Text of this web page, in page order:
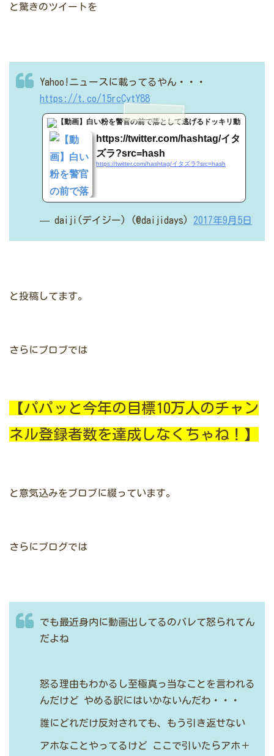
と驚きのツイートを
Yahoo!ニュースに載ってるやん・・・
https://t.co/15rcCytY88
https://twitter.com/hashtag/イタ
ズラ?src=hash
https://twitter.com/hashtag/イタズラ?src=hash
— daiji(デイジー) (@daijidays) 2017年9月5日
と投稿してます。
さらにブロブでは
【パパッと今年の目標10万人のチャン
ネル登録者数を達成しなくちゃね！】
と意気込みをブロブに綴っています。
さらにブログでは
でも最近身内に動画出してるのバレて怒られてん
だよね
怒る理由もわかるし至極真っ当なことを言われる
んだけど やめる訳にはいかないんだわ・・・
誰にどれだけ反対されても、もう引き返せない
アホなことやってるけど ここで引いたらアホ＋